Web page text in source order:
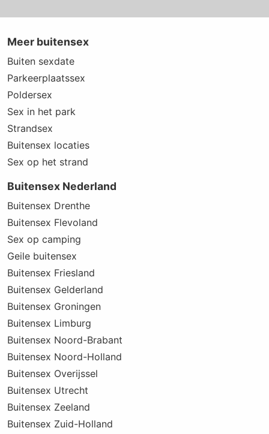
Meer buitensex
Buiten sexdate
Parkeerplaatssex
Poldersex
Sex in het park
Strandsex
Buitensex locaties
Sex op het strand
Buitensex Nederland
Buitensex Drenthe
Buitensex Flevoland
Sex op camping
Geile buitensex
Buitensex Friesland
Buitensex Gelderland
Buitensex Groningen
Buitensex Limburg
Buitensex Noord-Brabant
Buitensex Noord-Holland
Buitensex Overijssel
Buitensex Utrecht
Buitensex Zeeland
Buitensex Zuid-Holland